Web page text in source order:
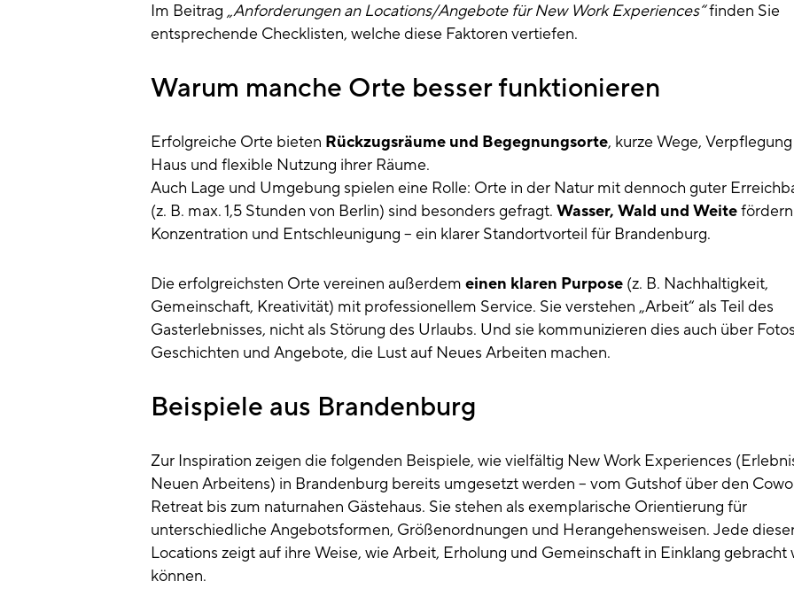
Im Beitrag „Anforderungen an Locations/Angebote für New Work Experiences“finden Sie
entsprechende Checklisten, welche diese Faktoren vertiefen.
Warum manche Orte besser funktionieren
Erfolgreiche Orte bieten Rückzugsräume und Begegnungsorte, kurze Wege,
Haus und flexible Nutzung ihrer Räume.
Auch Lage und Umgebung spielen eine Rolle: Orte in der Natur mit dennoch guter
(z. B. max. 1,5 Stunden von Berlin) sind besonders gefragt. Wasser, Wald und Weitefördern
Konzentration und Entschleunigung – ein klarer Standortvorteil für Brandenburg.
Die erfolgreichsten Orte vereinen außerdem einen klaren Purpose(z. B. Nachhaltigkeit,
Gemeinschaft, Kreativität) mit professionellem Service. Sie verstehen „Arbeit“ als Teil des
Gasterlebnisses, nicht als Störung des Urlaubs. Und sie kommunizieren dies auch über
Geschichten und Angebote, die Lust auf Neues Arbeiten machen.
Beispiele aus Brandenburg
Zur Inspiration zeigen die folgenden Beispiele, wie vielfältig New Work Experiences
Neuen Arbeitens) in Brandenburg bereits umgesetzt werden – vom Gutshof über den
Retreat bis zum naturnahen Gästehaus. Sie stehen als exemplarische Orientierung für
unterschiedliche Angebotsformen, Größenordnungen und Herangehensweisen. Jede
Locations zeigt auf ihre Weise, wie Arbeit, Erholung und Gemeinschaft in Einklang gebracht
können.